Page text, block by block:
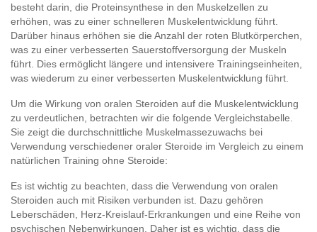
besteht darin, die Proteinsynthese in den Muskelzellen zu
erhöhen, was zu einer schnelleren Muskelentwicklung führt.
Darüber hinaus erhöhen sie die Anzahl der roten Blutkörperchen,
was zu einer verbesserten Sauerstoffversorgung der Muskeln
führt. Dies ermöglicht längere und intensivere Trainingseinheiten,
was wiederum zu einer verbesserten Muskelentwicklung führt.
Um die Wirkung von oralen Steroiden auf die Muskelentwicklung
zu verdeutlichen, betrachten wir die folgende Vergleichstabelle.
Sie zeigt die durchschnittliche Muskelmassezuwachs bei
Verwendung verschiedener oraler Steroide im Vergleich zu einem
natürlichen Training ohne Steroide:
Es ist wichtig zu beachten, dass die Verwendung von oralen
Steroiden auch mit Risiken verbunden ist. Dazu gehören
Leberschäden, Herz-Kreislauf-Erkrankungen und eine Reihe von
psychischen Nebenwirkungen. Daher ist es wichtig, dass die